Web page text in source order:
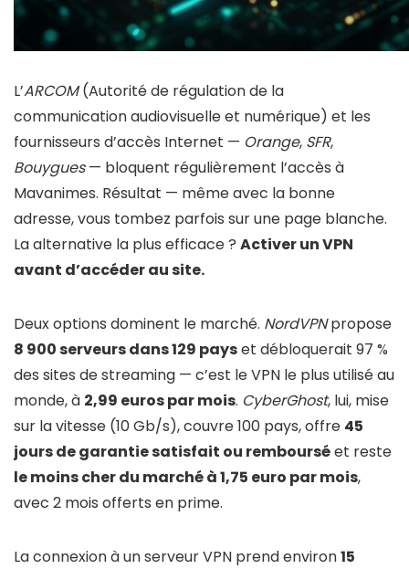
L’ARCOM(Autorité de régulation de la
communication audiovisuelle et numérique) et les
fournisseurs d’accès Internet — Orange, SFR,
Bouygues— bloquent régulièrement l’accès à
Mavanimes. Résultat — même avec la bonne
adresse, vous tombez parfois sur une page blanche.
La alternative la plus efficace ? Activer un VPN
avant d’accéder au site.
Deux options dominent le marché. NordVPNpropose
8 900 serveurs dans 129 payset débloquerait 97 %
des sites de streaming — c’est le VPN le plus utilisé au
monde, à 2,99 euros par mois. CyberGhost, lui, mise
sur la vitesse (10 Gb/s), couvre 100 pays, offre 45
jours de garantie satisfait ou rembourséet reste
le moins cher du marché à 1,75 euro par mois,
avec 2 mois offerts en prime.
La connexion à un serveur VPN prend environ15